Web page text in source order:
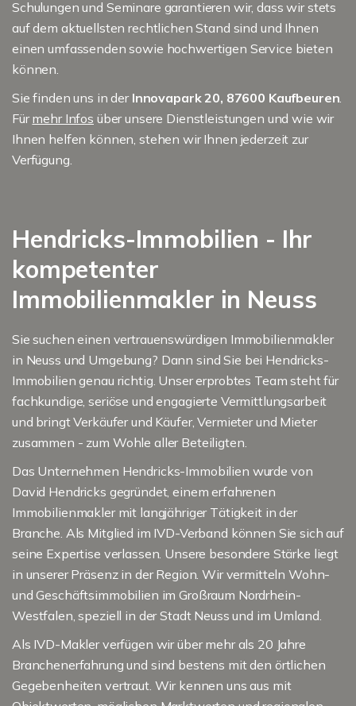
Schulungen und Seminare garantieren wir, dass wir stets
auf dem aktuellsten rechtlichen Stand sind und Ihnen
einen umfassenden sowie hochwertigen Service bieten
können.
Sie finden uns in der Innovapark 20, 87600 Kaufbeuren.
Fürmehr Infos über unsere Dienstleistungen und wie wir
Ihnen helfen können, stehen wir Ihnen jederzeit zur
Verfügung.
Hendricks-Immobilien - Ihr
kompetenter
Immobilienmakler in Neuss
Sie suchen einen vertrauenswürdigen Immobilienmakler
in Neuss und Umgebung? Dann sind Sie bei Hendricks-
Immobilien genau richtig. Unser erprobtes Team steht für
fachkundige, seriöse und engagierte Vermittlungsarbeit
und bringt Verkäufer und Käufer, Vermieter und Mieter
zusammen - zum Wohle aller Beteiligten.
Das Unternehmen Hendricks-Immobilien wurde von
David Hendricks gegründet, einem erfahrenen
Immobilienmakler mit langjähriger Tätigkeit in der
Branche. Als Mitglied im IVD-Verband können Sie sich auf
seine Expertise verlassen. Unsere besondere Stärke liegt
in unserer Präsenz in der Region. Wir vermitteln Wohn-
und Geschäftsimmobilien im Großraum Nordrhein-
Westfalen, speziell in der Stadt Neuss und im Umland.
Als IVD-Makler verfügen wir über mehr als 20 Jahre
Branchenerfahrung und sind bestens mit den örtlichen
Gegebenheiten vertraut. Wir kennen uns aus mit